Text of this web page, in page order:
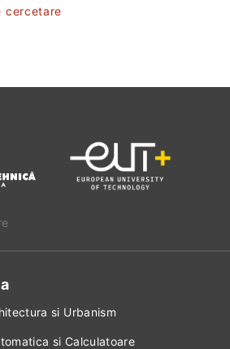
cercetare
si Urbanism
si Calculatoare